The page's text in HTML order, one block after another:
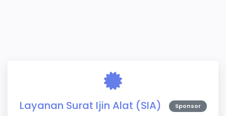
Layanan Surat Ijin Alat (SIA) Sponsor